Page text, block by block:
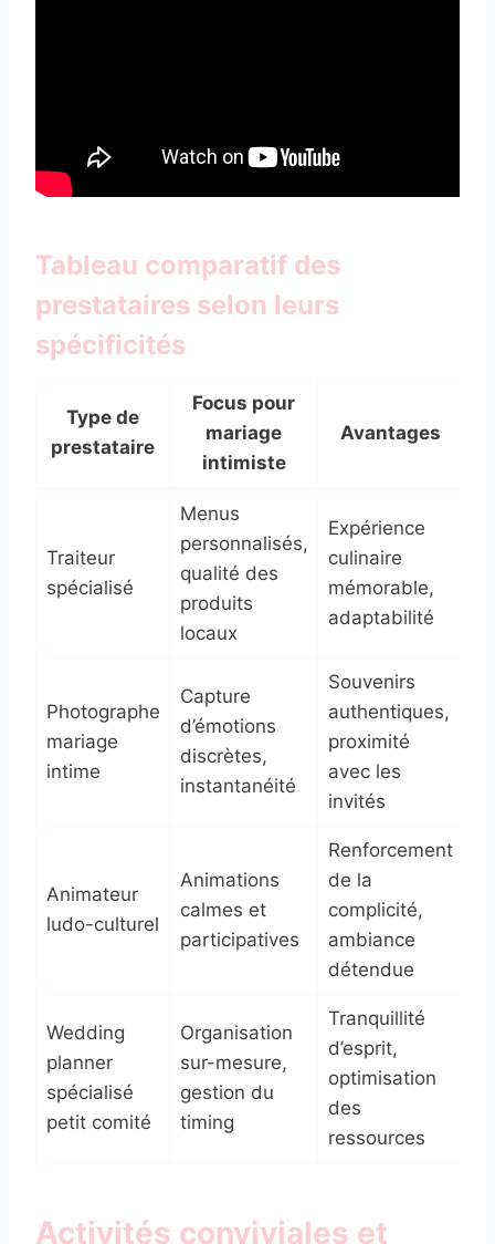
Tableau comparatif des
prestataires selon leurs
spécificités
Type de
prestataire
Focus pour
mariage
intimiste
Avantages
Traiteur
spécialisé
Menus
personnalisés,
qualité des
produits
locaux
Expérience
culinaire
mémorable,
adaptabilité
Photographe
mariage
intime
Capture
d’émotions
discrètes,
instantanéité
Souvenirs
authentiques,
proximité
avec les
invités
Animateur
ludo-culturel
Animations
calmes et
participatives
Renforcement
de la
complicité,
ambiance
détendue
Wedding
planner
spécialisé
petit comité
Organisation
sur-mesure,
gestion du
timing
Tranquillité
d’esprit,
optimisation
des
ressources
Activités conviviales et